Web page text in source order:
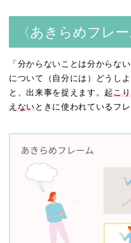
〈あきらめフレ
「分からないことは分からな
について（自分には）どうし
と、出来事を捉えます。起こ
えないときに使われているフレ